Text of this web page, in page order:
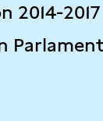
2014-2017